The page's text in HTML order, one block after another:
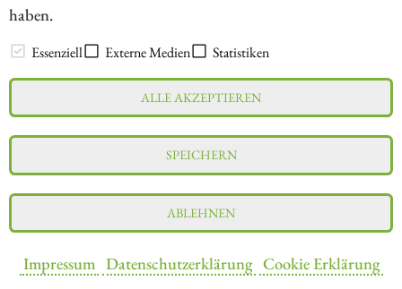
haben.
Essenziell Externe Medien Statistiken
ALLE AKZEPTIEREN
SPEICHERN
ABLEHNEN
Impressum Datenschutzerklärung Cookie Erklärung
LEXIKON
Impressum
Datenschutz
Interessenskonflikt & Risikohinweis
Nutzungsbedingungen
Cookie-Einstellungen